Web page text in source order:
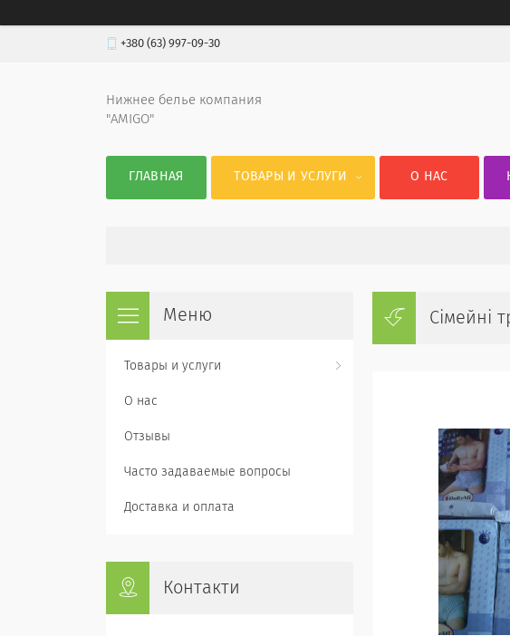
+380 (63) 997-09-30
Нижнее белье компания
"AMIGO"
ГЛАВНАЯ ТОВАРЫ И УСЛУГИ О НАС
Сімейні
Товары и услуги
О нас
Отзывы
Часто задаваемые вопросы
Доставка и оплата
Контакти